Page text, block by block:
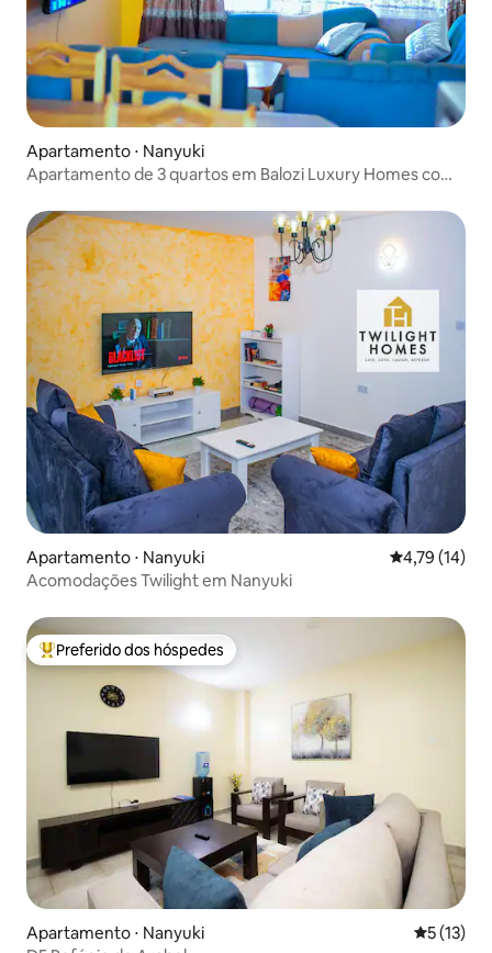
Apartamento ⋅ Nanyuki
Apartamento de 3 quartos em Balozi Luxury Homes com
Apartamento ⋅ Nanyuki 4,79 de uma
4,79 (14)
Acomodações Twilight em Nanyuki
Entre os melhores preferidos dos hóspedes
Preferido dos hóspedes
Apartamento ⋅ Nanyuki 5 de uma
5 (13)